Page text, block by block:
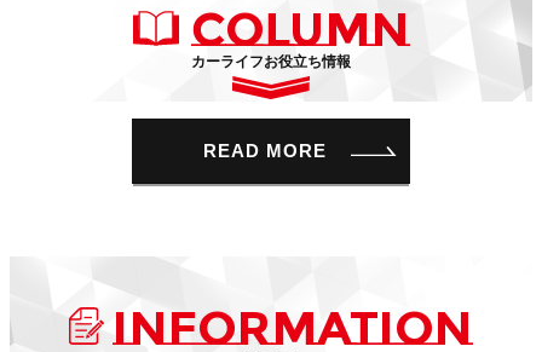
COLUMN
カーライフお役立ち情報
READ MORE
INFORMATION